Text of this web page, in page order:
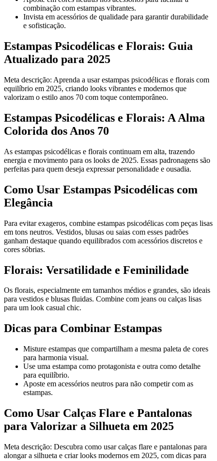
combinação com estampas vibrantes.
Invista em acessórios de qualidade para garantir durabilidade
e sofisticação.
Estampas Psicodélicas e Florais: Guia
Atualizado para 2025
Meta descrição: Aprenda a usar estampas psicodélicas e florais com
equilíbrio em 2025, criando looks vibrantes e modernos que
valorizam o estilo anos 70 com toque contemporâneo.
Estampas Psicodélicas e Florais: A Alma
Colorida dos Anos 70
As estampas psicodélicas e florais continuam em alta, trazendo
energia e movimento para os looks de 2025. Essas padronagens são
perfeitas para quem deseja expressar personalidade e ousadia.
Como Usar Estampas Psicodélicas com
Elegância
Para evitar exageros, combine estampas psicodélicas com peças lisas
em tons neutros. Vestidos, blusas ou saias com esses padrões
ganham destaque quando equilibrados com acessórios discretos e
cores sóbrias.
Florais: Versatilidade e Feminilidade
Os florais, especialmente em tamanhos médios e grandes, são ideais
para vestidos e blusas fluidas. Combine com jeans ou calças lisas
para um look casual chic.
Dicas para Combinar Estampas
Misture estampas que compartilham a mesma paleta de cores
para harmonia visual.
Use uma estampa como protagonista e outra como detalhe
para equilíbrio.
Aposte em acessórios neutros para não competir com as
estampas.
Como Usar Calças Flare e Pantalonas
para Valorizar a Silhueta em 2025
Meta descrição: Descubra como usar calças flare e pantalonas para
alongar a silhueta e criar looks modernos em 2025, com dicas para